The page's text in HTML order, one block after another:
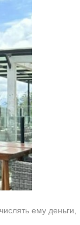
ему деньги,